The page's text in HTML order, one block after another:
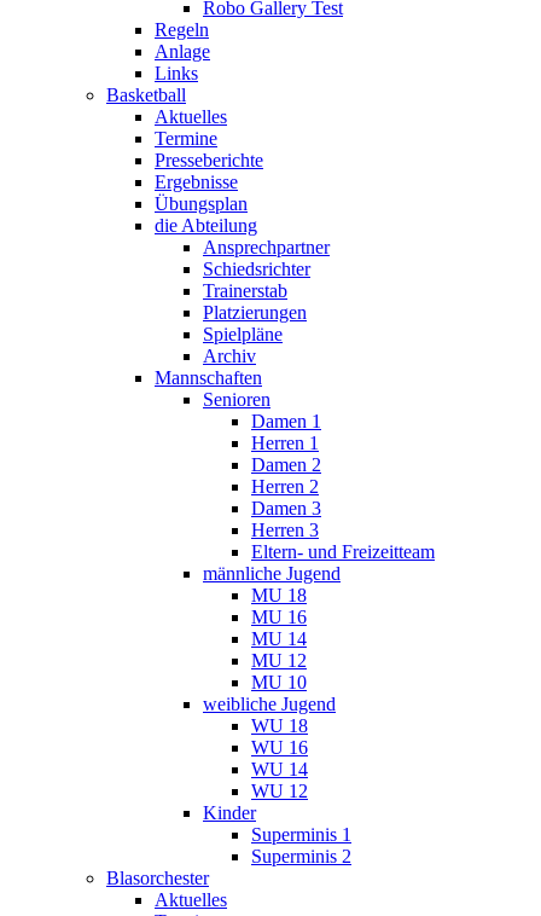
Robo Gallery Test
Regeln
Anlage
Links
Basketball
Aktuelles
Termine
Presseberichte
Ergebnisse
Übungsplan
die Abteilung
Ansprechpartner
Schiedsrichter
Trainerstab
Platzierungen
Spielpläne
Archiv
Mannschaften
Senioren
Damen 1
Herren 1
Damen 2
Herren 2
Damen 3
Herren 3
Eltern- und Freizeitteam
männliche Jugend
MU 18
MU 16
MU 14
MU 12
MU 10
weibliche Jugend
WU 18
WU 16
WU 14
WU 12
Kinder
Superminis 1
Superminis 2
Blasorchester
Aktuelles